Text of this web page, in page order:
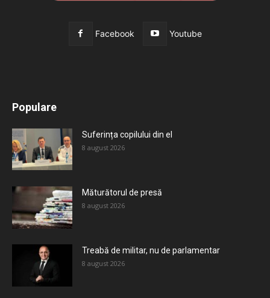
Facebook Youtube
Populare
Suferința copilului din el
8 august 2026
Măturătorul de presă
8 august 2026
Treabă de militar, nu de parlamentar
8 august 2026